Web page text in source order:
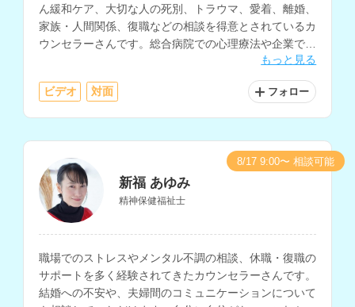
ん緩和ケア、大切な人の死別、トラウマ、愛着、離婚、
家族・人間関係、復職などの相談を得意とされているカ
ウンセラーさんです。総合病院での心理療法や企業での
従業員向け支援プログラム（EAP）など、20年以上の
もっと見る
ビデオ 対面 フォロー
新福 あゆみ
精神保健福祉士
職場でのストレスやメンタル不調の相談、休職・復職の
サポートを多く経験されてきたカウンセラーさんです。
結婚への不安や、夫婦間のコミュニケーションについて
8/17 9:00〜 相談可能